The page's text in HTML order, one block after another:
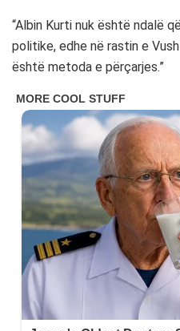
“Albin Kurti nuk është ndalë
politike, edhe në rastin e
është metoda e përçarjes.”